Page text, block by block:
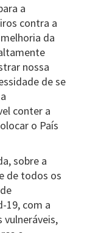
a
contra a
da
nossa
de se
conter a
o País
sobre a
de todos os
19, com a
vulneráveis,